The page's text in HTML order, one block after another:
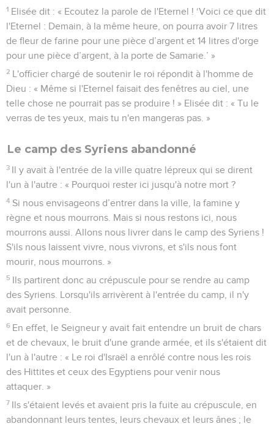
1 Elisée dit : « Ecoutez la parole de l'Eternel ! ‘Voici ce que dit
l'Eternel : Demain, à la même heure, on pourra avoir 7 litres
de fleur de farine pour une pièce d’argent et 14 litres d'orge
pour une pièce d’argent, à la porte de Samarie.’ »
2 L'officier chargé de soutenir le roi répondit à l'homme de
Dieu : « Même si l'Eternel faisait des fenêtres au ciel, une
telle chose ne pourrait pas se produire ! » Elisée dit : « Tu le
verras de tes yeux, mais tu n'en mangeras pas. »
Le camp des Syriens abandonné
3 Il y avait à l'entrée de la ville quatre lépreux qui se dirent
l'un à l'autre : « Pourquoi rester ici jusqu'à notre mort ?
4 Si nous envisageons d’entrer dans la ville, la famine y
règne et nous mourrons. Mais si nous restons ici, nous
mourrons aussi. Allons nous livrer dans le camp des Syriens !
S'ils nous laissent vivre, nous vivrons, et s'ils nous font
mourir, nous mourrons. »
5 Ils partirent donc au crépuscule pour se rendre au camp
des Syriens. Lorsqu'ils arrivèrent à l'entrée du camp, il n'y
avait personne.
6 En effet, le Seigneur y avait fait entendre un bruit de chars
et de chevaux, le bruit d'une grande armée, et ils s'étaient dit
l'un à l'autre : « Le roi d'Israël a enrôlé contre nous les rois
des Hittites et ceux des Egyptiens pour venir nous
attaquer. »
7 Ils s'étaient levés et avaient pris la fuite au crépuscule, en
abandonnant leurs tentes, leurs chevaux et leurs ânes ; le